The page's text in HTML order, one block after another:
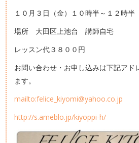
１０月３日（金）１０時半～１２時半
場所 大田区上池台 講師自宅
レッスン代３８００円
お問い合わせ・お申し込みは下記アド
ます。
mailto:felice_kiyomi@yahoo.co.jp
http://s.ameblo.jp/kiyoppi-h/